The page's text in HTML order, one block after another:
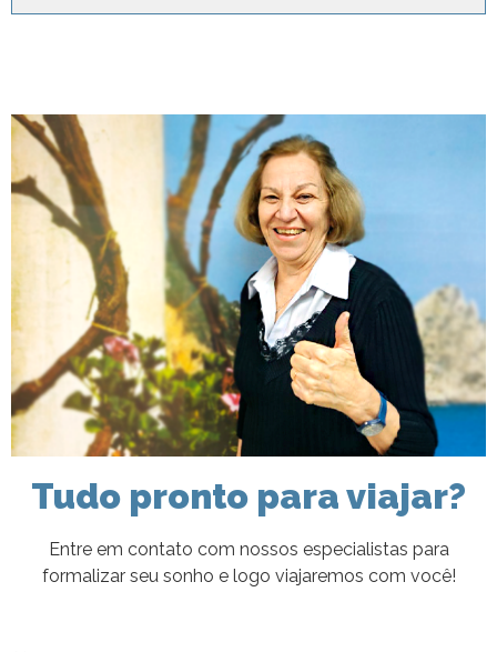
Tudo pronto para viajar?
Entre em contato com nossos especialistas para
formalizar seu sonho e logo viajaremos com você!